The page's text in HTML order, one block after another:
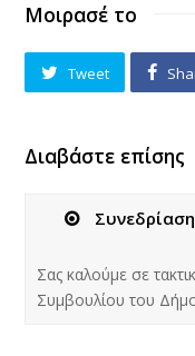
Μοιρασέ το
Tweet
Διαβάστε επίσης
Σας καλούμε σε
Συμβουλίου του